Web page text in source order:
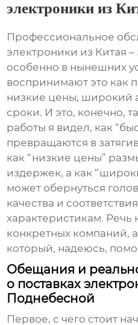
электроники из
Профессиональное
электроники из Китая –
особенно в нынешних
воспринимают это как
низкие цены, широкий
сроки. И это, конечно,
работы я видел, как
превращаются в
как “низкие цены”
издержек, а как
может обернуться
качества и
характеристикам. Речь
конкретных компаний,
который, надеюсь,
Обещания и
о поставках
Поднебесной
Первое, с чего стоит